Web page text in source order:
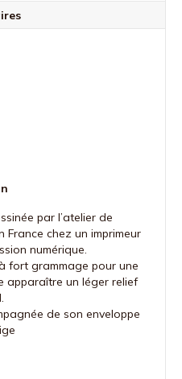
par l’atelier de
France chez un imprimeur
numérique.
fort grammage pour une
apparaître un léger relief
de son enveloppe